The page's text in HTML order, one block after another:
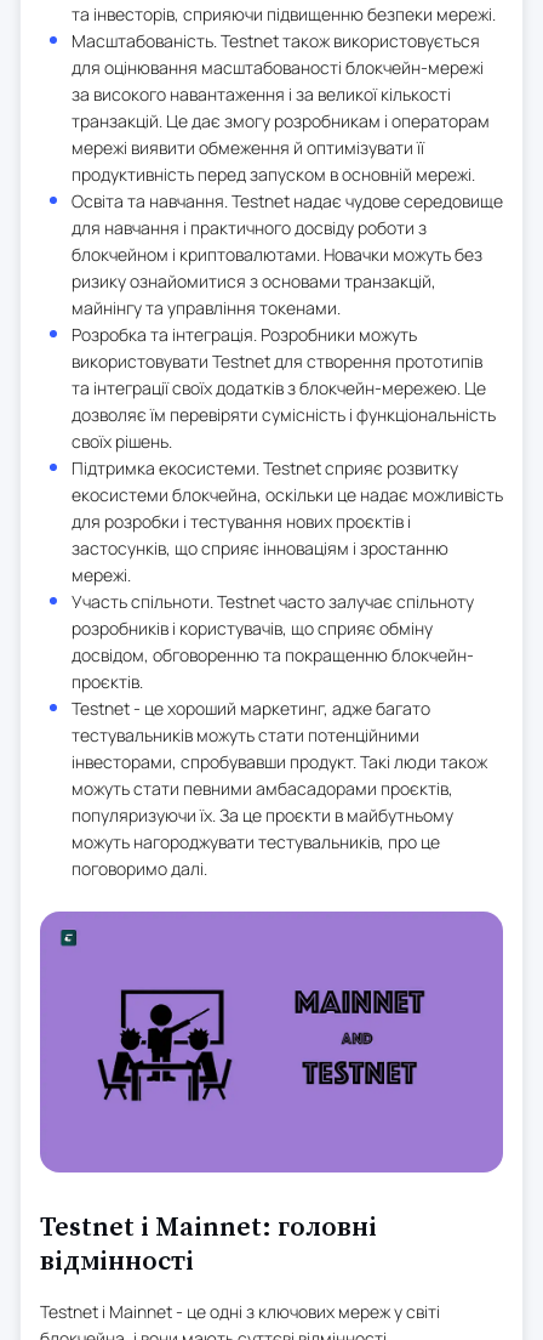
та інвесторів, сприяючи підвищенню безпеки мережі.
Масштабованість. Testnet також використовується
для оцінювання масштабованості блокчейн-мережі
за високого навантаження і за великої кількості
транзакцій. Це дає змогу розробникам і операторам
мережі виявити обмеження й оптимізувати її
продуктивність перед запуском в основній мережі.
Освіта та навчання. Testnet надає чудове середовище
для навчання і практичного досвіду роботи з
блокчейном і криптовалютами. Новачки можуть без
ризику ознайомитися з основами транзакцій,
майнінгу та управління токенами.
Розробка та інтеграція. Розробники можуть
використовувати Testnet для створення прототипів
та інтеграції своїх додатків з блокчейн-мережею. Це
дозволяє їм перевіряти сумісність і функціональність
своїх рішень.
Підтримка екосистеми. Testnet сприяє розвитку
екосистеми блокчейна, оскільки це надає можливість
для розробки і тестування нових проєктів і
застосунків, що сприяє інноваціям і зростанню
мережі.
Участь спільноти. Testnet часто залучає спільноту
розробників і користувачів, що сприяє обміну
досвідом, обговоренню та покращенню блокчейн-
проєктів.
Testnet - це хороший маркетинг, адже багато
тестувальників можуть стати потенційними
інвесторами, спробувавши продукт. Такі люди також
можуть стати певними амбасадорами проєктів,
популяризуючи їх. За це проєкти в майбутньому
можуть нагороджувати тестувальників, про це
поговоримо далі.
Testnet і Mainnet: головні
відмінності
Testnet і Mainnet - це одні з ключових мереж у світі